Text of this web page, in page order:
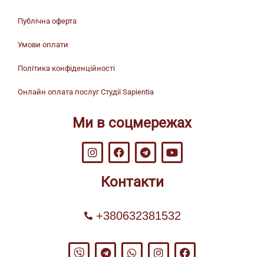
Публічна оферта
Умови оплати
Політика конфіденційності
Онлайн оплата послуг Студії Sapientia
Ми в соцмережах
Контакти
+380632381532